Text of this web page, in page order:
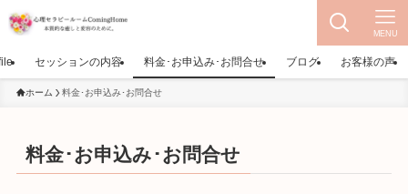
MENU
セッションの内容 料金･お申込み･お問合せ ブログ お客様の声
ホーム 料金･お申込み･お問合せ
料金･お申込み･お問合せ